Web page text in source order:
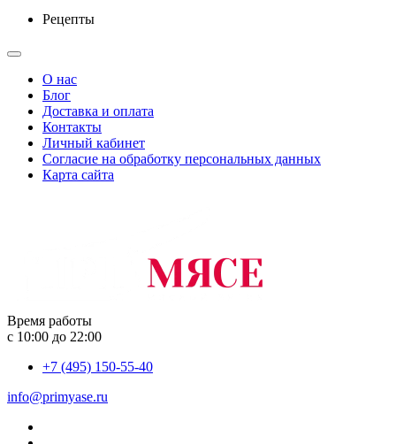
Рецепты
О нас
Блог
Доставка и оплата
Контакты
Личный кабинет
Согласие на обработку персональных данных
Карта сайта
Время работы
с 10:00 до 22:00
+7 (495) 150-55-40
info@primyase.ru